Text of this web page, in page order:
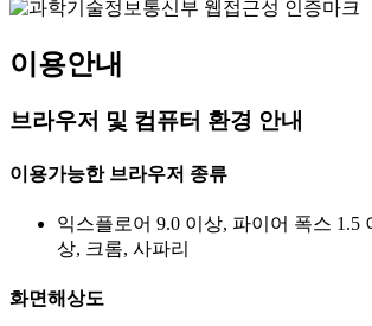
이용안내
브라우저 및 컴퓨터 환경 안내
이용가능한 브라우저 종류
익스플로어 9.0 이상, 파이어 폭스 1.5
상, 크롬, 사파리
화면해상도